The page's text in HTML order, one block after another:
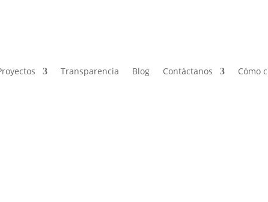
Transparencia Blog Contáctanos Cómo